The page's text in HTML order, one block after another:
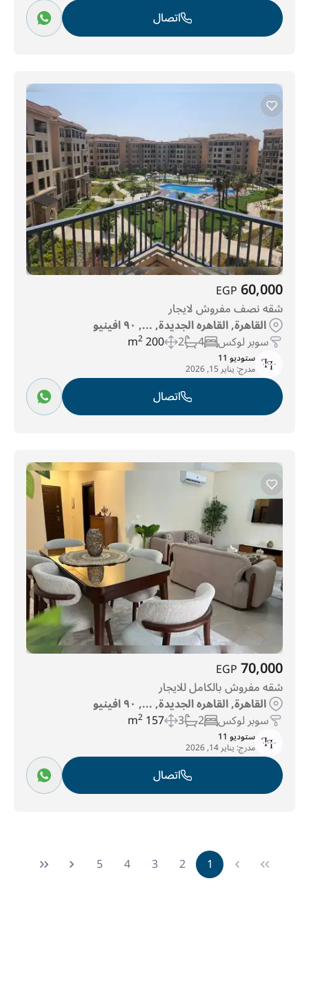
اتصال
60,000
EGP
شقه نصف مفروش لايجار
القاهرة, القاهره الجديدة, ..., ٩٠ افينيو
سوبر لوكس 4
2
200 m
2
ستوديو 11
مدرج: يناير 15, 2026
اتصال
70,000
EGP
شقه مفروش بالكامل للايجار
القاهرة, القاهره الجديدة, ..., ٩٠ افينيو
سوبر لوكس 2
3
157 m
2
ستوديو 11
مدرج: يناير 14, 2026
اتصال
1
2
3
4
5